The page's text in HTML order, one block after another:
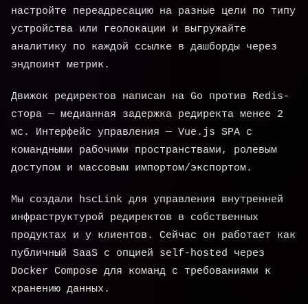
настройте переадресацию на разные цели по типу
устройства или геолокации и выгружайте
аналитику по каждой ссылке в дашборды через
эндпоинт метрик.
Движок редиректов написан на Go против Redis-
стора — медианная задержка редиректа менее 2
мс. Интерфейс управления — Vue.js SPA с
командными рабочими пространствами, ролевым
доступом и массовым импортом/экспортом.
Мы создали hscLink для управления внутренней
инфраструктурой редиректов в собственных
продуктах и у клиентов. Сейчас он работает как
публичный SaaS с опцией self-hosted через
Docker Compose для команд с требованиями к
хранению данных.